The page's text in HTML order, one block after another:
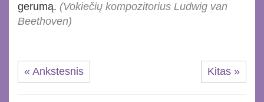
gerumą. (Vokiečių kompozitorius Ludwig van
Beethoven)
« Ankstesnis Kitas »